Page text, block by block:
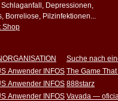
Depressionen,
Borreliose, Pilzinfektionen...
Shop
Suche nach
Anwender INFOS The Game
Anwender INFOS 888starz
Anwender INFOS Vavada —